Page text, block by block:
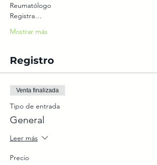
Reumatólogo
Registra…
Mostrar más
Registro
Venta finalizada
Tipo de entrada
General
Leer más
Precio